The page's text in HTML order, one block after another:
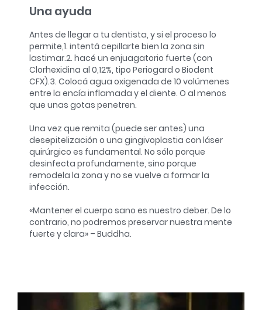
Una ayuda
Antes de llegar a tu dentista, y si el proceso lo
permite,1. intentá cepillarte bien la zona sin
lastimar.2. hacé un enjuagatorio fuerte (con
Clorhexidina al 0,12%, tipo Periogard o Biodent
CFX).3. Colocá agua oxigenada de 10 volúmenes
entre la encía inflamada y el diente. O al menos
que unas gotas penetren.
Una vez que remita (puede ser antes) una
desepitelización o una gingivoplastia con láser
quirúrgico es fundamental. No sólo porque
desinfecta profundamente, sino porque
remodela la zona y no se vuelve a formar la
infección.
«Mantener el cuerpo sano es nuestro deber. De lo
contrario, no podremos preservar nuestra mente
fuerte y clara» – Buddha.